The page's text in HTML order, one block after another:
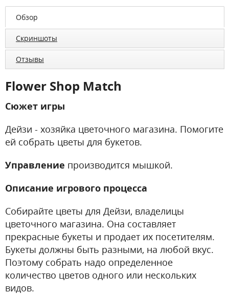
Обзор
Скриншоты
Отзывы
Flower Shop Match
Сюжет игры
Дейзи - хозяйка цветочного магазина. Помогите
ей собрать цветы для букетов.
Управление производится мышкой.
Описание игрового процесса
Собирайте цветы для Дейзи, владелицы
цветочного магазина. Она составляет
прекрасные букеты и продает их посетителям.
Букеты должны быть разными, на любой вкус.
Поэтому собрать надо определенное
количество цветов одного или нескольких
видов.